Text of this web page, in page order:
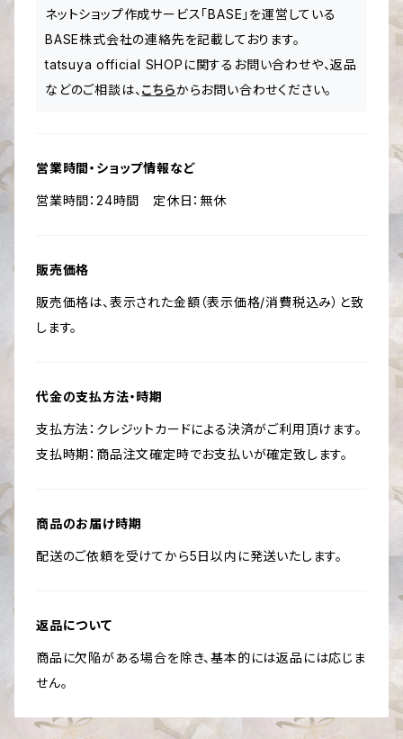
ネットショップ作成サービス「BASE」を運営している
BASE株式会社の連絡先を記載しております。
tatsuya official SHOPに関するお問い合わせや、返品
などのご相談は、 こちらからお問い合わせください。
営業時間・ショップ情報など
営業時間：24時間 定休日：無休
販売価格
販売価格は、表示された金額（表示価格/消費税込み）と致
します。
代金の支払方法・時期
支払方法：クレジットカードによる決済がご利用頂けます。
支払時期：商品注文確定時でお支払いが確定致します。
商品のお届け時期
配送のご依頼を受けてから5日以内に発送いたします。
返品について
商品に欠陥がある場合を除き、基本的には返品には応じま
せん。